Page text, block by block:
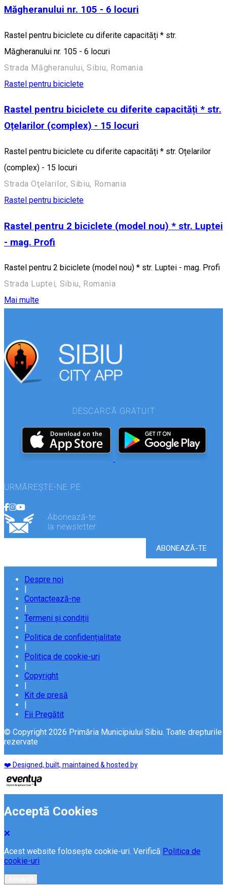
Măgheranului nr. 105 - 6 locuri
Rastel pentru biciclete cu diferite capacități * str.
Măgheranului nr. 105 - 6 locuri
Strada Măgheranului, Sibiu, Romania
Rastel pentru biciclete
Rastel pentru biciclete cu diferite capacități * str.
Oțelarilor (complex) - 15 locuri
Rastel pentru biciclete cu diferite capacități * str. Oțelarilor
(complex) - 15 locuri
Strada Oţelarilor, Sibiu, Romania
Rastel pentru biciclete
Rastel pentru 2 biciclete (model nou) * str. Luptei
- mag. Profi
Rastel pentru 2 biciclete (model nou) * str. Luptei - mag. Profi
Strada Luptei, Sibiu, Romania
Mai multe
DESCARCĂ GRATUIT
URMĂREȘTE-NE PE
Abonează-te
la newsletter
Despre noi
Contactează-ne
Termeni și condiții
Politica de confidențialitate
Politica de cookie-uri
Copyright
Kit de presă
Fii Pregătit
© Copyright 2026 Primăria Municipiului Sibiu. Toate drepturile
rezervate
❤️ Designed, built, maintained & hosted by
Acceptă Cookies
Acest website folosește cookie-uri. Verifică Politica de
cookie-uri